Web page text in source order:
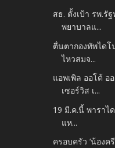
สธ. ตั้งเป้า รพ.รั
พยาบาลแ...
ตื่นตากองทัพไดโ
ไหวสมจ...
แอพเพิล ออโต้ อ
เซอร์วิส เ...
19 มี.ค.นี้ พารา
แห...
ครอบครัว ‘น้องค